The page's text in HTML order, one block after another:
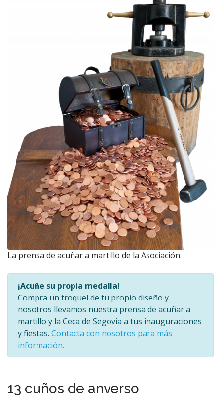
La prensa de acuñar a martillo de la Asociación.
¡Acuñe su propia medalla!
Compra un troquel de tu propio diseño y
nosotros llevamos nuestra prensa de acuñar a
martillo y la Ceca de Segovia a tus inauguraciones
y fiestas. Contacta con nosotros para más
información.
13 cuños de anverso